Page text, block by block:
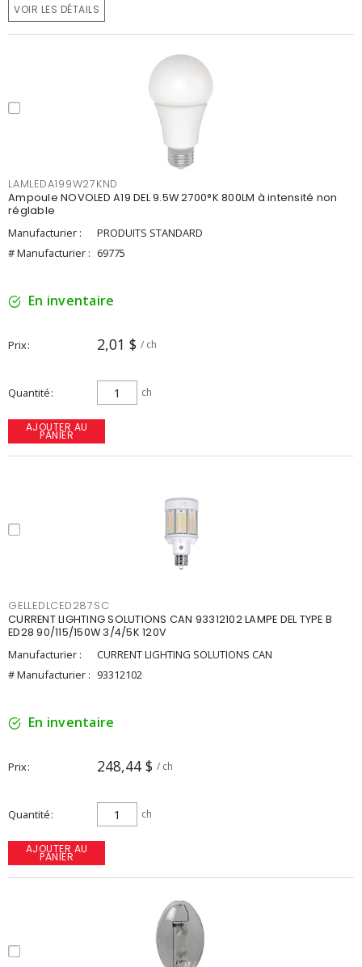
VOIR LES DÉTAILS
LAMLEDA199W27KND
Ampoule NOVOLED A19 DEL 9.5W 2700°K 800LM à intensité non
réglable
Manufacturier :
PRODUITS STANDARD
# Manufacturier : 69775
En inventaire
Prix 2,01 $ / ch
Quantité ch
AJOUTER AU
PANIER
GELLEDLCED287SC
CURRENT LIGHTING SOLUTIONS CAN 93312102 LAMPE DEL TYPE B
ED28 90/115/150W 3/4/5K 120V
Manufacturier :
CURRENT LIGHTING SOLUTIONS CAN
# Manufacturier : 93312102
En inventaire
Prix 248,44 $ / ch
Quantité ch
AJOUTER AU
PANIER